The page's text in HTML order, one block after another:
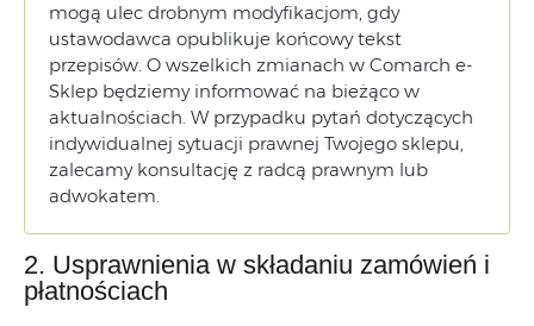
mogą ulec drobnym modyfikacjom, gdy
ustawodawca opublikuje końcowy tekst
przepisów. O wszelkich zmianach w Comarch e-
Sklep będziemy informować na bieżąco w
aktualnościach. W przypadku pytań dotyczących
indywidualnej sytuacji prawnej Twojego sklepu,
zalecamy konsultację z radcą prawnym lub
adwokatem.
2. Usprawnienia w składaniu zamówień i
płatnościach